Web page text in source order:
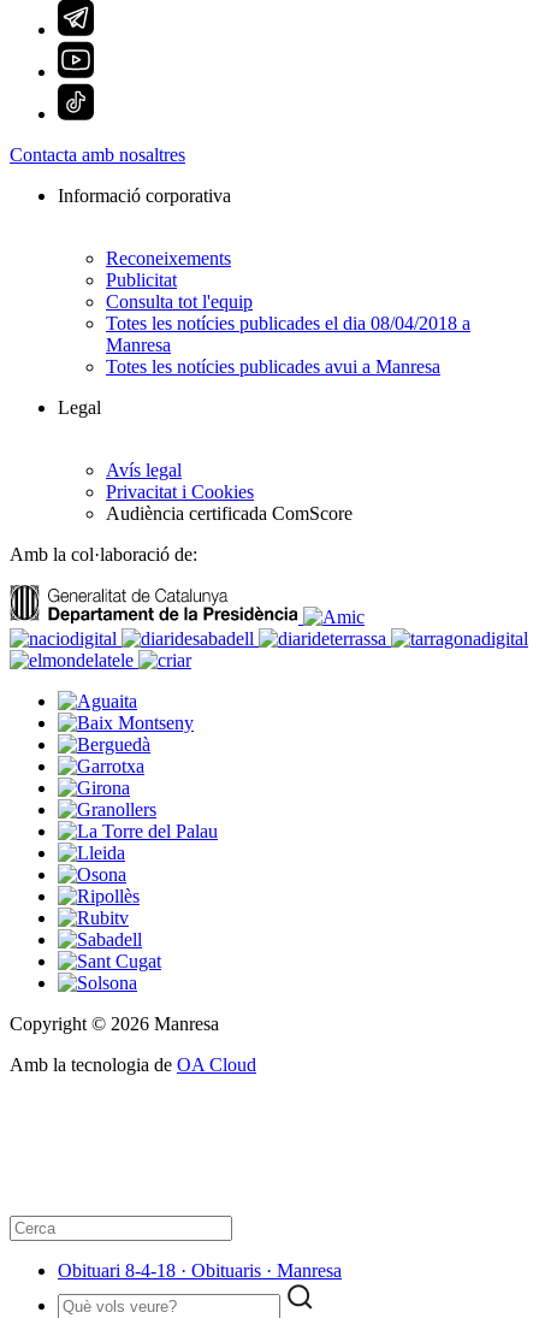
Contacta amb nosaltres
Informació corporativa
Reconeixements
Publicitat
Consulta tot l'equip
Totes les notícies publicades el dia 08/04/2018 a
Manresa
Totes les notícies publicades avui a Manresa
Legal
Avís legal
Privacitat i Cookies
Audiència certificada ComScore
Amb la col·laboració de:
Copyright © 2026 Manresa
Amb la tecnologia de OA Cloud
Obituari 8-4-18 · Obituaris · Manresa